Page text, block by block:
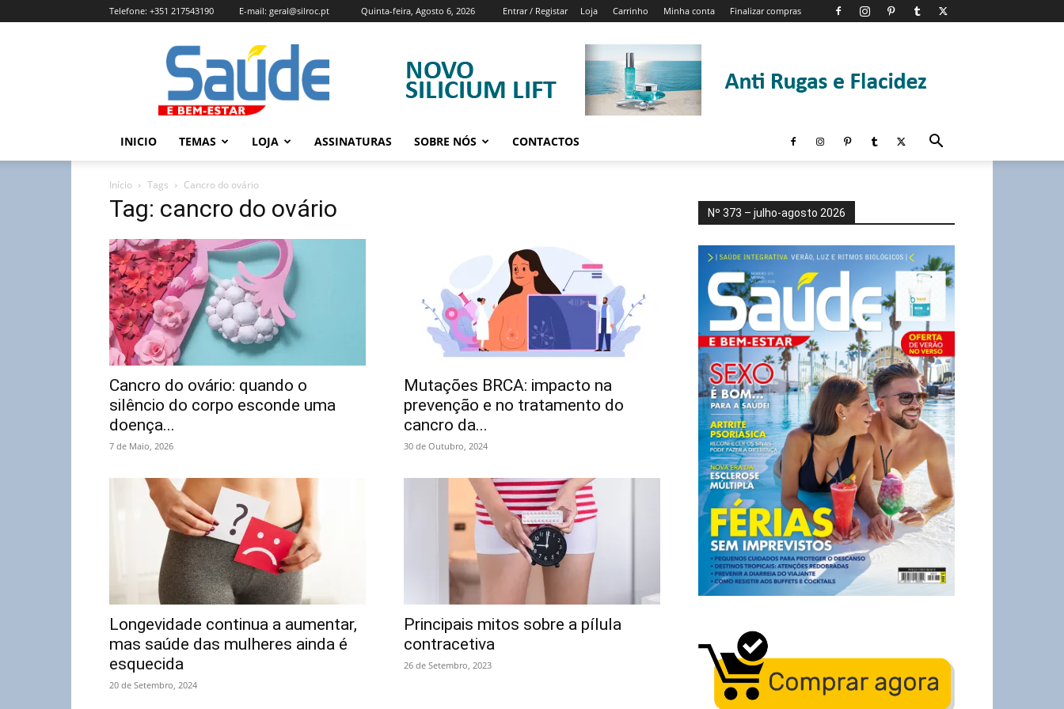
Quinta-feira, Agosto 6, 2026 Entrar / Registar Loja Carrinho Minha conta Finalizar compras
Telefone: +351 217543190 E-mail: geral@silroc.pt
Revista
Saúde
e
Bem
Estar
Edição
INICIO TEMAS LOJA ASSINATURAS SOBRE NÓS CONTACTOS
Início Tags Cancro do ovário
Tag: cancro do ovário
Cancro do ovário: quando o
silêncio do corpo esconde uma
doença...
7 de Maio, 2026
Mutações BRCA: impacto na
prevenção e no tratamento do
cancro da...
30 de Outubro, 2024
Longevidade continua a aumentar,
mas saúde das mulheres ainda é
esquecida
20 de Setembro, 2024
Principais mitos sobre a pílula
contracetiva
26 de Setembro, 2023
Nº 373 – julho-agosto 2026